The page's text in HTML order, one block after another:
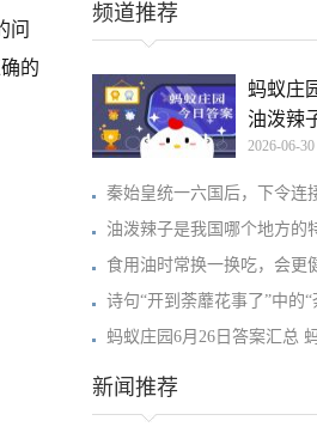
问
的
频道推荐
蚂蚁庄
油泼辣
方
2026-06-30
秦始皇统一六国后，下令连
油泼辣子是我国哪个地方的
食用油时常换一换吃，会更
诗句“开到荼蘼花事了”中的“
蚂蚁庄园6月26日答案汇总
新闻推荐